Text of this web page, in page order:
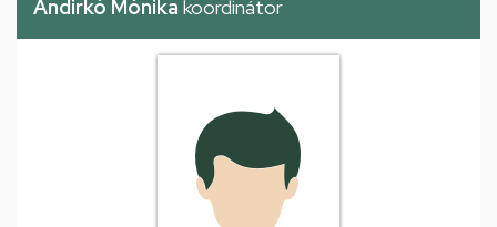
Andirkó Mónika koordinátor